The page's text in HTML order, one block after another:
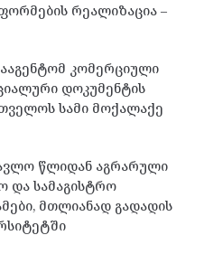
რეალიზაცია –
კომერციული
დოკუმენტის
სამი მოქალაქე
წლიდან აგრარული
და სამაგისტრო
მთლიანად გადადის